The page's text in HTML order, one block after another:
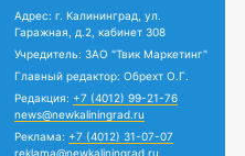
Адрес: г. Калининград, ул.
Гаражная, д.2, кабинет 308
Учредитель: ЗАО "Твик Маркетинг"
Главный редактор: Обрехт О.Г.
Редакция: +7 (4012) 99-21-76
news@newkaliningrad.ru
Реклама: +7 (4012) 31-07-07
reklama@newkaliningrad.ru